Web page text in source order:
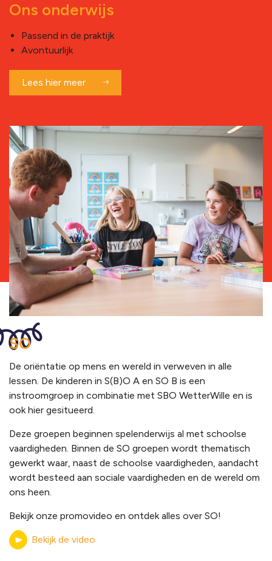
Ons onderwijs
Passend in de praktijk
Avontuurlijk
Lees hier meer
SO
De oriëntatie op mens en wereld in verweven in alle
lessen. De kinderen in S(B)O A en SO B is een
instroomgroep in combinatie met SBO WetterWille en is
ook hier gesitueerd.
Deze groepen beginnen spelenderwijs al met schoolse
vaardigheden. Binnen de SO groepen wordt thematisch
gewerkt waar, naast de schoolse vaardigheden, aandacht
wordt besteed aan sociale vaardigheden en de wereld om
ons heen.
Bekijk onze promovideo en ontdek alles over SO!
Bekijk de video